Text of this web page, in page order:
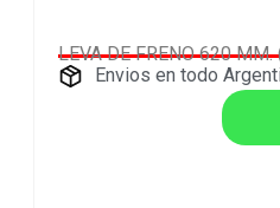
LEVA DE FRENO 620
Envios en todo